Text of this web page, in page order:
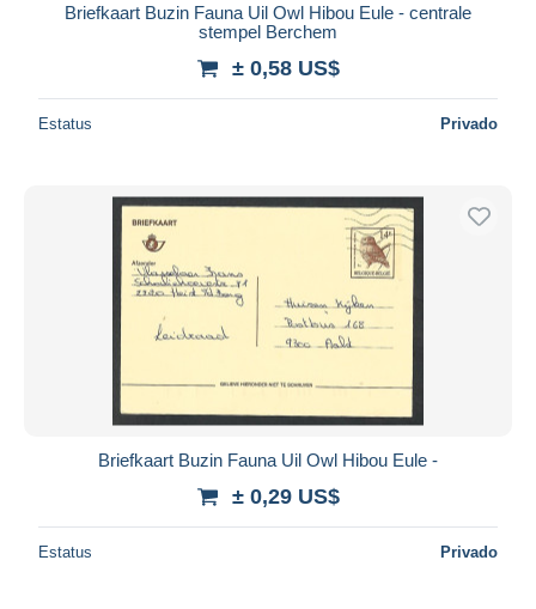
Briefkaart Buzin Fauna Uil Owl Hibou Eule - centrale
stempel Berchem
± 0,58 US$
Estatus Privado
Briefkaart Buzin Fauna Uil Owl Hibou Eule -
± 0,29 US$
Estatus Privado